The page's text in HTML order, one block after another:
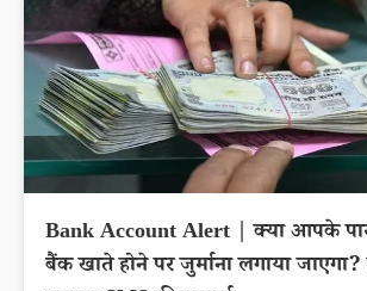
Bank Account Alert | क्या आपके
बैंक खाते होने पर जुर्माना लगाया